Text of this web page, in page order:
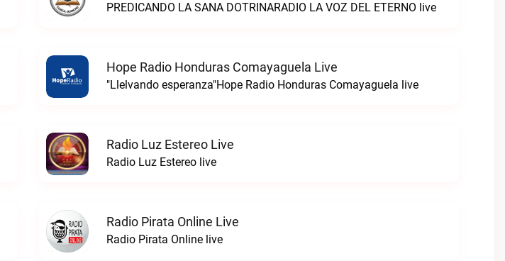
PREDICANDO LA SANA DOTRINARADIO LA VOZ DEL ETERNO live
Hope Radio Honduras Comayaguela Live
"Llelvando esperanza"Hope Radio Honduras Comayaguela live
Radio Luz Estereo Live
Radio Luz Estereo live
Radio Pirata Online Live
Radio Pirata Online live